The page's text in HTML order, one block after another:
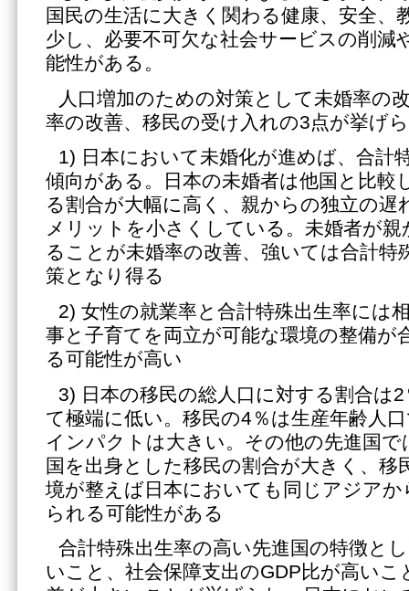
国民の生活に大きく関わる健康、安全、
少し、必要不可欠な社会サービスの削減
能性がある。
人口増加のための対策として未婚率の
率の改善、移民の受け入れの3点が挙げ
1) 日本において未婚化が進めば、合計
傾向がある。日本の未婚者は他国と比較
る割合が大幅に高く、親からの独立の遅
メリットを小さくしている。未婚者が
ることが未婚率の改善、強いては合計特
策となり得る
2) 女性の就業率と合計特殊出生率には
事と子育てを両立が可能な環境の整備が
る可能性が高い
3) 日本の移民の総人口に対する割合は
て極端に低い。移民の4％は生産年齢人
インパクトは大きい。その他の先進国
国を出身とした移民の割合が大きく、移
境が整えば日本においても同じアジア
られる可能性がある
合計特殊出生率の高い先進国の特徴と
いこと、社会保障支出のGDP比が高いこ